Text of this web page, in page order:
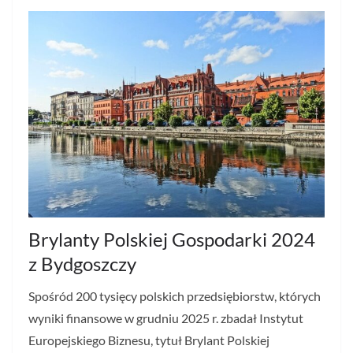
Brylanty Polskiej Gospodarki 2024
z Bydgoszczy
Spośród 200 tysięcy polskich przedsiębiorstw, których
wyniki finansowe w grudniu 2025 r. zbadał Instytut
Europejskiego Biznesu, tytuł Brylant Polskiej